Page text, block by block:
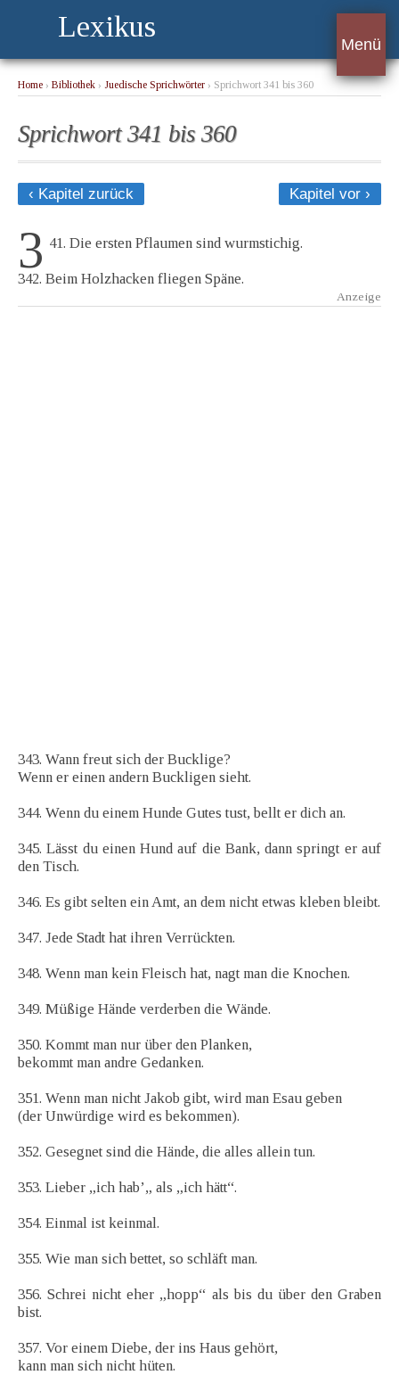
Lexikus
Menü
Home › Bibliothek › Juedische Sprichwörter › Sprichwort 341 bis 360
Sprichwort 341 bis 360
‹ Kapitel zurück Kapitel vor ›
3 41. Die ersten Pflaumen sind wurmstichig.
342. Beim Holzhacken fliegen Späne.
343. Wann freut sich der Bucklige?
Wenn er einen andern Buckligen sieht.
344. Wenn du einem Hunde Gutes tust, bellt er dich an.
345. Lässt du einen Hund auf die Bank, dann springt er auf
den Tisch.
346. Es gibt selten ein Amt, an dem nicht etwas kleben bleibt.
347. Jede Stadt hat ihren Verrückten.
348. Wenn man kein Fleisch hat, nagt man die Knochen.
349. Müßige Hände verderben die Wände.
350. Kommt man nur über den Planken,
bekommt man andre Gedanken.
351. Wenn man nicht Jakob gibt, wird man Esau geben
(der Unwürdige wird es bekommen).
352. Gesegnet sind die Hände, die alles allein tun.
353. Lieber „ich hab’„ als „ich hätt“.
354. Einmal ist keinmal.
355. Wie man sich bettet, so schläft man.
356. Schrei nicht eher „hopp“ als bis du über den Graben
bist.
357. Vor einem Diebe, der ins Haus gehört,
kann man sich nicht hüten.